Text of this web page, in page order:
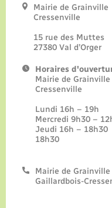
Mairie de
Cressenville
15 rue des
27380 Val
Horaires
Mairie de
Cressenville
Lundi 16h –
Mercredi 9h30
Jeudi 16h –
18h30
Mairie de
Gaillardbois-